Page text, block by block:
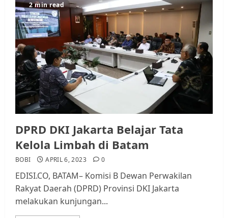
2 min read
DPRD DKI Jakarta Belajar Tata
Kelola Limbah di Batam
BOBI APRIL 6, 2023 0
EDISI.CO, BATAM– Komisi B Dewan Perwakilan
Rakyat Daerah (DPRD) Provinsi DKI Jakarta
melakukan kunjungan...
3
Rempang Protes Lahan Mereka
Diambil untuk Sekolah Rakyat
JULI 21, 2026 0
Warga Rempang Ajukan
Audiensi dengan Wali Kota
Batam, Soroti Aktivitas yang
Resahkan Warga
5
Tim Advokasi Desak BP Batam
Berhenti Merampas Tanah
Warga Rempang
JULI 15, 2026 0